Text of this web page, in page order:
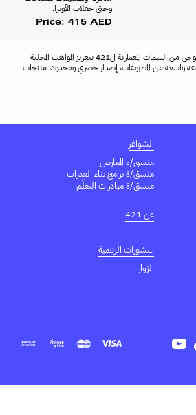
وحتى حفلات الأوبرا.
Price: 415 AED
دكان421 هو متجر تصميم مستوحى من السمات المعمارية ل421 بتعزيز المواهب المحلية
يقدم دكان421 مجموعة واسعة من المطبوعات، إصدار حصري ومحدود، منتجات
الشواغر
منسق/ة المعارض
منسق/ة برامج بناء القدرات
منسق/ة مبادرات التعلّم
عن 421
المنشورات الرقمية
الزوار
Facebook
Twitter
Instagram
Linkedin
TikTok
Youtube